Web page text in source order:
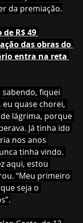
da premiação.
R$ 49
das obras do
entra na reta
sabendo, fiquei
eu quase chorei,
lágrima, porque
Já tinha ido
nos anos
tinha vindo.
aqui, estou
“Meu primeiro
seja o